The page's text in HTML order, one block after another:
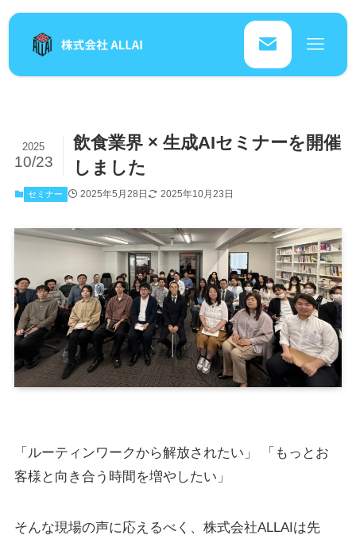
飲食業界 × 生成AIセミナーを開催
しました
2025
10/23
セミナー 2025年5月28日 2025年10月23日
「ルーティンワークから解放されたい」 「もっとお
客様と向き合う時間を増やしたい」
そんな現場の声に応えるべく、株式会社ALLAIは先